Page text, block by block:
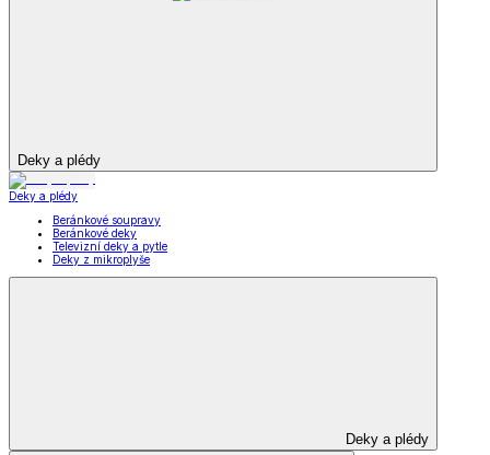
Deky a plédy
Deky a plédy
Beránkové soupravy
Beránkové deky
Televizní deky a pytle
Deky z mikroplyše
Deky a plédy